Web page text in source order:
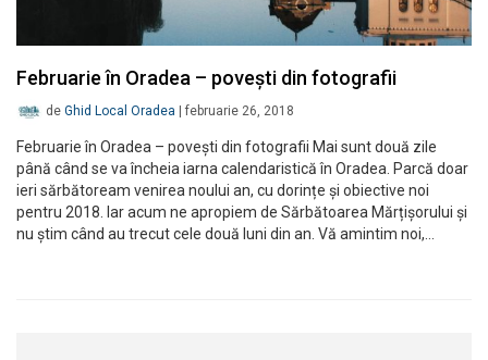
Februarie în Oradea – povești din fotografii
de Ghid Local Oradea februarie 26, 2018
Februarie în Oradea – povești din fotografii Mai sunt două zile
până când se va încheia iarna calendaristică în Oradea. Parcă doar
ieri sărbătoream venirea noului an, cu dorințe și obiective noi
pentru 2018. Iar acum ne apropiem de Sărbătoarea Mărțișorului și
nu știm când au trecut cele două luni din an. Vă amintim noi,…